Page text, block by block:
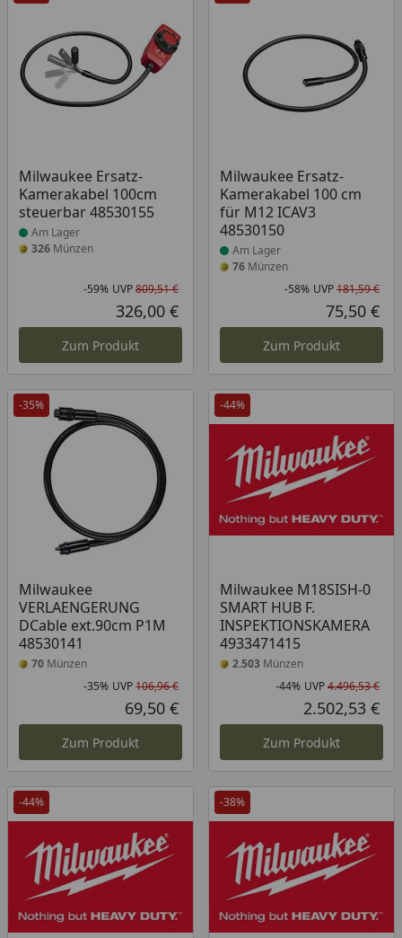
Milwaukee Ersatz-
Kamerakabel 100cm
steuerbar 48530155
Produkt am Lager
Am Lager
326 Münzen
Rabatt in Prozent
-59%
Ursprünglicher Preis
UVP809,51 €
Aktueller Preis
326,00 €
Zum Produkt
Milwaukee Ersatz-
Kamerakabel 100 cm
für M12 ICAV3
48530150
Produkt am Lager
Am Lager
76 Münzen
-58% UVP181,59 €
75,50 €
Zum Produkt
-35%
Milwaukee
VERLAENGERUNG
DCable ext.90cm P1M
48530141
70 Münzen
Rabatt in Prozent
-35%
Ursprünglicher Preis
UVP106,96 €
Aktueller Preis
69,50 €
Zum Produkt
-44%
Milwaukee M18SISH-0
SMART HUB F.
INSPEKTIONSKAMERA
4933471415
2.503 Münzen
-44% UVP4.496,53 €
2.502,53 €
Zum Produkt
-44% -38%